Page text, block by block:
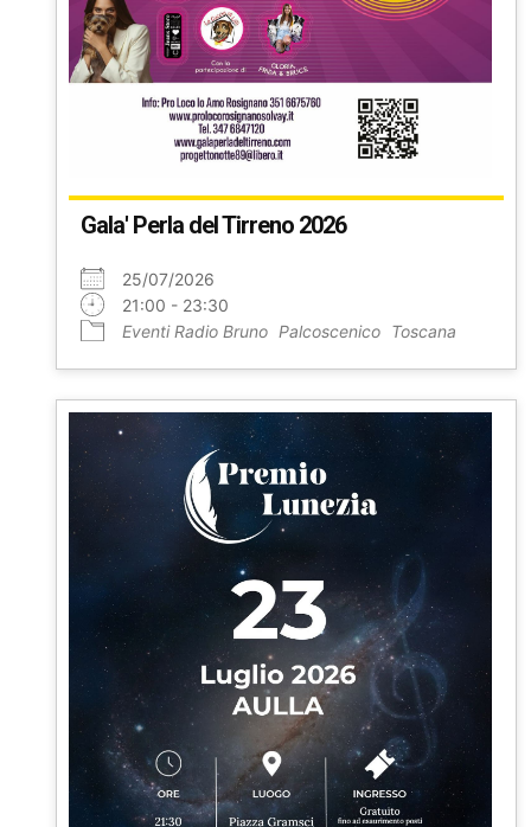
Gala' Perla del Tirreno 2026
25/07/2026
21:00 - 23:30
Eventi Radio Bruno Palcoscenico Toscana